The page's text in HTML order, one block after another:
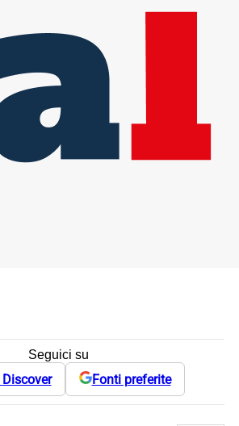
Seguici su
Discover Fonti preferite